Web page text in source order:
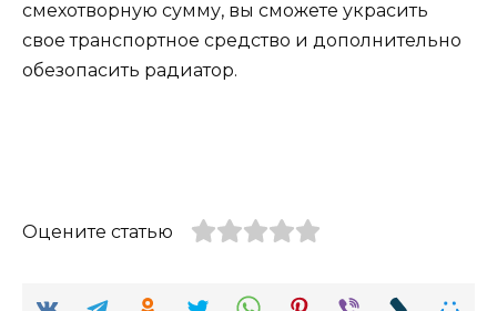
смехотворную сумму, вы сможете украсить
свое транспортное средство и дополнительно
обезопасить радиатор.
Оцените статью